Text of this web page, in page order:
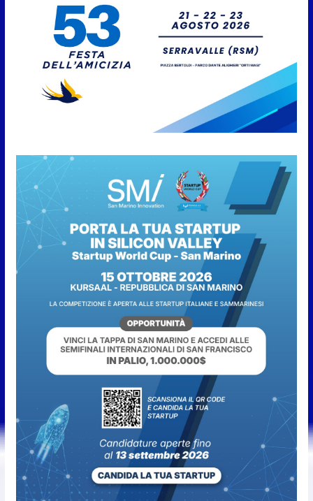
Marcinelle diventi monito e
memoria collettiva
6 Agosto 2026
San Marino. Sindacati: PdL
famiglia, alla prima sessione
consiliare utile deve essere
6 Agosto 2026